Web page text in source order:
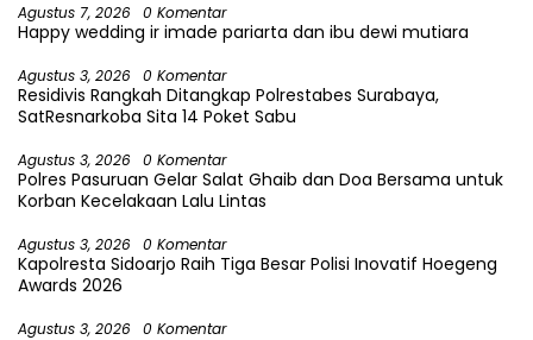
Agustus 7, 2026 0 Komentar
Happy wedding ir imade pariarta dan ibu dewi mutiara
Agustus 3, 2026 0 Komentar
Residivis Rangkah Ditangkap Polrestabes Surabaya,
SatResnarkoba Sita 14 Poket Sabu
Agustus 3, 2026 0 Komentar
Polres Pasuruan Gelar Salat Ghaib dan Doa Bersama untuk
Korban Kecelakaan Lalu Lintas
Agustus 3, 2026 0 Komentar
Kapolresta Sidoarjo Raih Tiga Besar Polisi Inovatif Hoegeng
Awards 2026
Agustus 3, 2026 0 Komentar